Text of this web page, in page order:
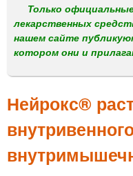
м
е
н
Только
лекарственных
нашем сайте
котором они и
Нейрокс®